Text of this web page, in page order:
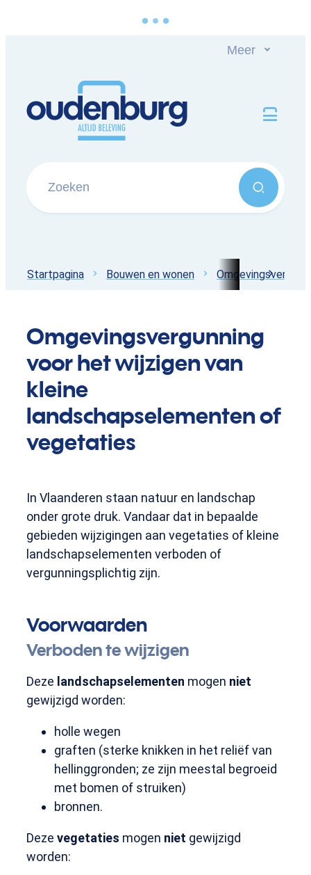
Meer
Oudenburg
Zoeken
scroll
Startpagina Bouwen en wonen
Omgevingsvergunning
voor het wijzigen van
kleine
landschapselementen of
vegetaties
In Vlaanderen staan natuur en landschap
onder grote druk. Vandaar dat in bepaalde
gebieden wijzigingen aan vegetaties of kleine
landschapselementen verboden of
vergunningsplichtig zijn.
Voorwaarden
Verboden te wijzigen
Deze landschapselementen mogen niet
gewijzigd worden:
holle wegen
graften (sterke knikken in het reliëf van
hellinggronden; ze zijn meestal begroeid
met bomen of struiken)
bronnen.
Deze vegetaties mogen niet gewijzigd
worden: